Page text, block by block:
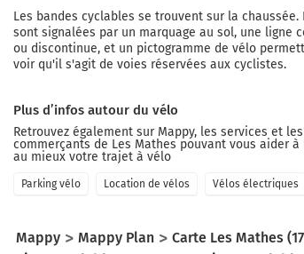
Les bandes cyclables se trouvent sur la chaussée.
sont signalées par un marquage au sol, une ligne
ou discontinue, et un pictogramme de vélo
voir qu'il s'agit de voies réservées aux cyclistes.
Plus d’infos autour du vélo
Retrouvez également sur Mappy, les services et les
commerçants de Les Mathes pouvant vous aider à
au mieux votre trajet à vélo
Parking vélo Location de vélos Vélos électriques
Mappy Mappy Plan
Carte Les Mathes